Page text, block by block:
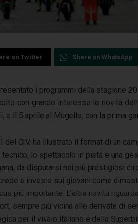
on Twitter Share on WhatsApp
i programmi della stagione
con grande interesse le novità
e il 5 aprile al Mugello, con la prima
del CIV, ha illustrato il format di un
lo spettacolo in pista e una
da disputarsi nei più prestigiosi
e investe sui giovani come
più importante. L’altra novità
sempre più vicina alle derivate di
per il vivaio italiano e della